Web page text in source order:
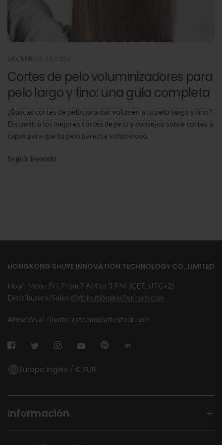
Cortes de pelo voluminizadores para
pelo largo y fino: una guía completa
¿Buscas cortes de pelo para dar volumen a tu pelo largo y fino?
Encuentra los mejores cortes de pelo y consejos sobre cortes a
capas para que tu pelo parezca voluminoso.
Seguir leyendo
HONGKONG SHUYE INNOVATION TECHNOLOGY CO.,LIMITED
Hour: Mon.- Fri. From 7 AM to 3 PM (CET, UTC+2)
Distributors/Sales:distribution@laifentech.com
Atención al cliente: csteam@laifentech.com
Europa Inglés / € EUR
Información